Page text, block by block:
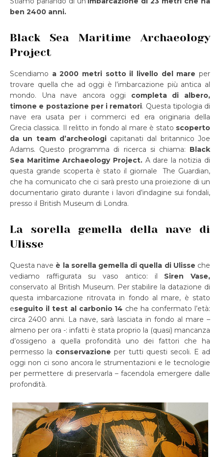
ben 2400 anni.
Black Sea Maritime Archaeology
Project
Scendiamo a 2000 metri sotto il livello del mare per
trovare quella che ad oggi è l’imbarcazione più antica al
mondo. Una nave ancora oggi completa di albero,
timone e postazione per i rematori. Questa tipologia di
nave era usata per i commerci ed era originaria della
Grecia classica. Il relitto in fondo al mare è stato scoperto
da un team d’archeologicapitanati dal britannico Joe
Adams. Questo programma di ricerca si chiama: Black
Sea Maritime Archaeology Project. A dare la notizia di
questa grande scoperta è stato il giornale The Guardian,
che ha comunicato che ci sarà presto una proiezione di un
documentario girato durante i lavori d’indagine sui fondali,
presso il British Museum di Londra.
La sorella gemella della nave di
Ulisse
Questa nave è la sorella gemella di quella di Ulisse che
vediamo raffigurata su vaso antico: il Siren Vase,
conservato al British Museum. Per stabilire la datazione di
questa imbarcazione ritrovata in fondo al mare, è stato
eseguito il test al carbonio 14 che ha confermato l’età:
circa 2400 anni. La nave, sarà lasciata in fondo al mare –
almeno per ora -: infatti è stata proprio la (quasi) mancanza
d’ossigeno a quella profondità uno dei fattori che ha
permesso la conservazione per tutti questi secoli. E ad
oggi non ci sono ancora le strumentazioni e le tecnologie
per permettere di preservarla – facendola emergere dalle
profondità.